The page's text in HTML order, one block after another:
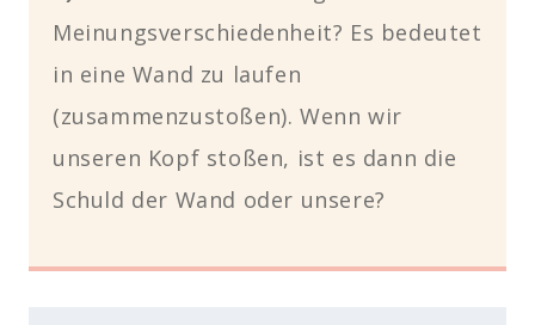
Meinungsverschiedenheit? Es bedeutet
in eine Wand zu laufen
(zusammenzustoßen). Wenn wir
unseren Kopf stoßen, ist es dann die
Schuld der Wand oder unsere?